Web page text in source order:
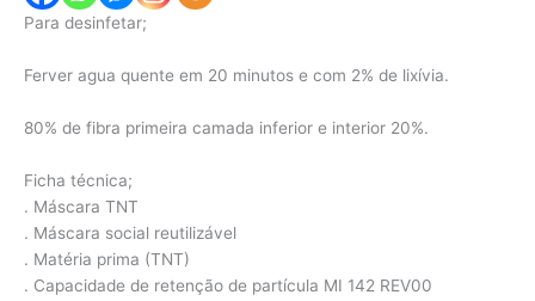
Para desinfetar;
Ferver agua quente em 20 minutos e com 2% de lixívia.
80% de fibra primeira camada inferior e interior 20%.
Ficha técnica;
. Máscara TNT
. Máscara social reutilizável
. Matéria prima (TNT)
. Capacidade de retenção de partícula MI 142 REV00